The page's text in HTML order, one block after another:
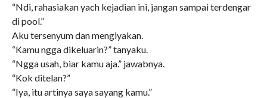
“Ndi, rahasiakan yach kejadian ini, jangan sampai terdengar
di pool.”
Aku tersenyum dan mengiyakan.
“Kamu ngga dikeluarin?” tanyaku.
“Ngga usah, biar kamu aja.” jawabnya.
“Kok ditelan?”
“Iya, itu artinya saya sayang kamu.”